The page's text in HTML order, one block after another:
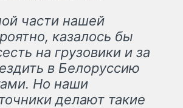
части нашей
казалось бы
на грузовики и за
в Белоруссию
Но наши
делают такие